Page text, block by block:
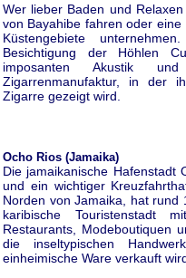
Wer lieber Baden und
von Bayahibe fahren oder
Küstengebiete
Besichtigung der Höhlen
imposanten Akustik
Zigarrenmanufaktur, in der
Zigarre gezeigt wird.
Ocho Rios (Jamaika)
Die jamaikanische Hafenstadt
und ein wichtiger
Norden von Jamaika, hat rund
karibische Touristenstadt
Restaurants, Modeboutiquen
die inseltypischen
einheimische Ware verkauft